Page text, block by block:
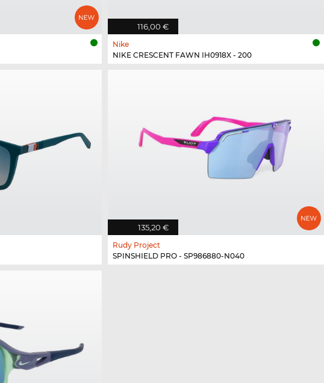
116,00 €
Nike
NIKE CRESCENT FAWN IH0918X - 200
135,20 €
Rudy Project
SPINSHIELD PRO - SP986880-N040